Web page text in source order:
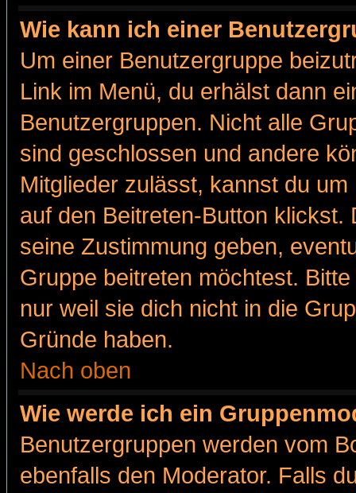
Wie kann ich einer
Um einer Benutzergruppe
Link im Menü, du erhälst dann
Benutzergruppen. Nicht alle
sind geschlossen und andere
Mitglieder zulässt, kannst du
auf den Beitreten-Button
seine Zustimmung geben,
Gruppe beitreten möchtest.
nur weil sie dich nicht in die
Gründe haben.
Nach oben
Wie werde ich ein
Benutzergruppen werden vom
ebenfalls den Moderator. Falls